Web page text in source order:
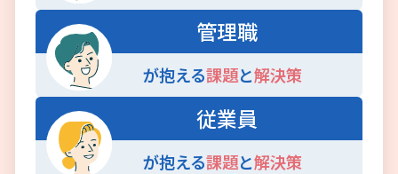
管理職
が抱える課題と解決策
従業員
が抱える課題と解決策